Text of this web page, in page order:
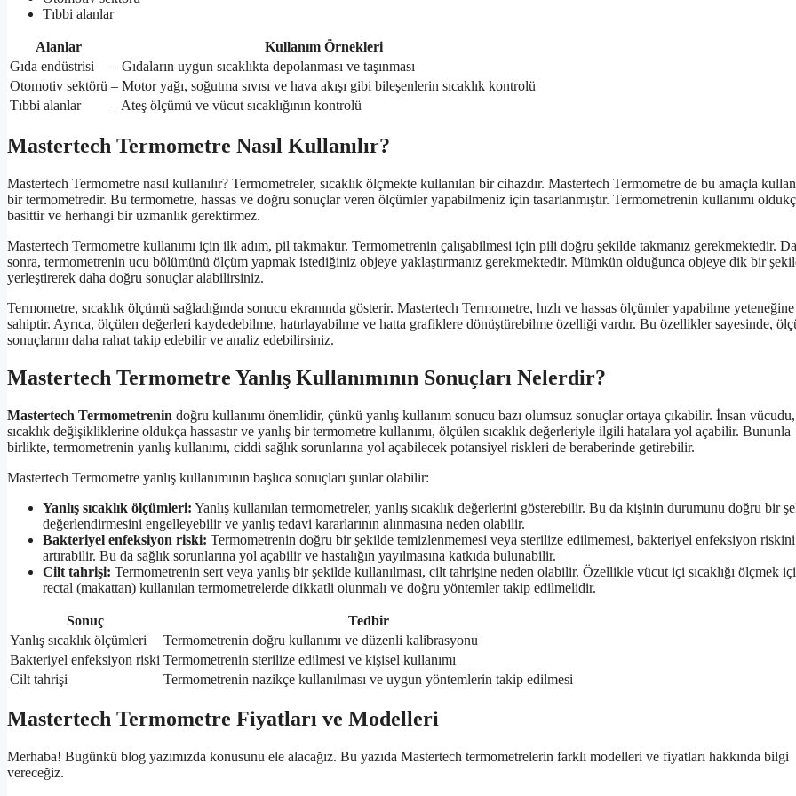
Tıbbi alanlar
Alanlar
Kullanım Örnekleri
Gıda endüstrisi
– Gıdaların uygun sıcaklıkta depolanması ve taşınması
Otomotiv sektörü – Motor yağı, soğutma sıvısı ve hava akışı gibi bileşenlerin sıcaklık kontrolü
Tıbbi alanlar
– Ateş ölçümü ve vücut sıcaklığının kontrolü
Mastertech Termometre Nasıl Kullanılır?
Mastertech Termometre nasıl kullanılır? Termometreler, sıcaklık ölçmekte kullanılan bir cihazdır. Mastertech Termometre de bu amaçla
bir termometredir. Bu termometre, hassas ve doğru sonuçlar veren ölçümler yapabilmeniz için tasarlanmıştır. Termometrenin kullanımı
basittir ve herhangi bir uzmanlık gerektirmez.
Mastertech Termometre kullanımı için ilk adım, pil takmaktır. Termometrenin çalışabilmesi için pili doğru şekilde takmanız gerekmektedir.
sonra, termometrenin ucu bölümünü ölçüm yapmak istediğiniz objeye yaklaştırmanız gerekmektedir. Mümkün olduğunca objeye dik bir
yerleştirerek daha doğru sonuçlar alabilirsiniz.
Termometre, sıcaklık ölçümü sağladığında sonucu ekranında gösterir. Mastertech Termometre, hızlı ve hassas ölçümler yapabilme yeteneğine
sahiptir. Ayrıca, ölçülen değerleri kaydedebilme, hatırlayabilme ve hatta grafiklere dönüştürebilme özelliği vardır. Bu özellikler sayesinde,
sonuçlarını daha rahat takip edebilir ve analiz edebilirsiniz.
Mastertech Termometre Yanlış Kullanımının Sonuçları Nelerdir?
Mastertech Termometrenin doğru kullanımı önemlidir, çünkü yanlış kullanım sonucu bazı olumsuz sonuçlar ortaya çıkabilir. İnsan vücudu,
sıcaklık değişikliklerine oldukça hassastır ve yanlış bir termometre kullanımı, ölçülen sıcaklık değerleriyle ilgili hatalara yol açabilir. Bununla
birlikte, termometrenin yanlış kullanımı, ciddi sağlık sorunlarına yol açabilecek potansiyel riskleri de beraberinde getirebilir.
Mastertech Termometre yanlış kullanımının başlıca sonuçları şunlar olabilir:
Yanlış sıcaklık ölçümleri: Yanlış kullanılan termometreler, yanlış sıcaklık değerlerini gösterebilir. Bu da kişinin durumunu doğru bir
değerlendirmesini engelleyebilir ve yanlış tedavi kararlarının alınmasına neden olabilir.
Bakteriyel enfeksiyon riski: Termometrenin doğru bir şekilde temizlenmemesi veya sterilize edilmemesi, bakteriyel enfeksiyon riskini
artırabilir. Bu da sağlık sorunlarına yol açabilir ve hastalığın yayılmasına katkıda bulunabilir.
Cilt tahrişi: Termometrenin sert veya yanlış bir şekilde kullanılması, cilt tahrişine neden olabilir. Özellikle vücut içi sıcaklığı ölçmek
rectal (makattan) kullanılan termometrelerde dikkatli olunmalı ve doğru yöntemler takip edilmelidir.
Sonuç
Tedbir
Yanlış sıcaklık ölçümleri
Termometrenin doğru kullanımı ve düzenli kalibrasyonu
Bakteriyel enfeksiyon riski Termometrenin sterilize edilmesi ve kişisel kullanımı
Cilt tahrişi
Termometrenin nazikçe kullanılması ve uygun yöntemlerin takip edilmesi
Mastertech Termometre Fiyatları ve Modelleri
Merhaba! Bugünkü blog yazımızda konusunu ele alacağız. Bu yazıda Mastertech termometrelerin farklı modelleri ve fiyatları hakkında bilgi
vereceğiz.